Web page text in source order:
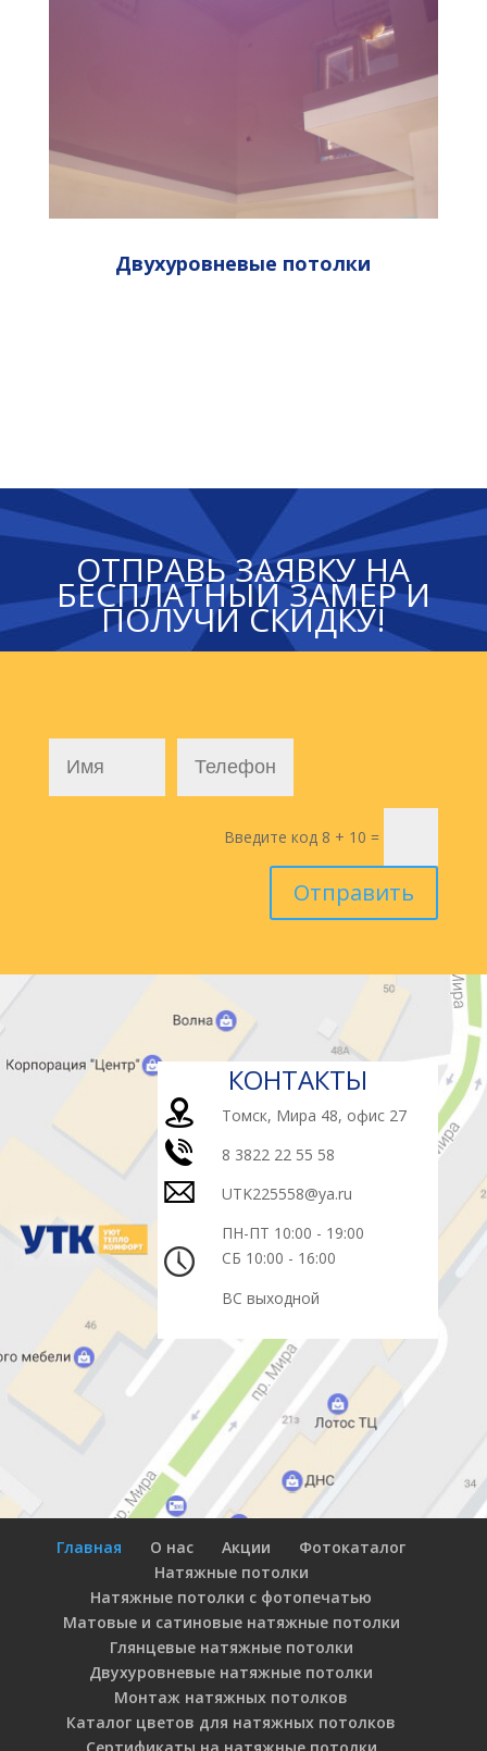
Двухуровневые потолки
ОТПРАВЬ ЗАЯВКУ НА
БЕСПЛАТНЫЙ ЗАМЕР И
ПОЛУЧИ СКИДКУ!
Введите код 8 + 10 =
Отправить
КОНТАКТЫ
Томск, Мира 48, офис 27
8 3822 22 55 58
UTK225558@ya.ru
ПН-ПТ 10:00 - 19:00
СБ 10:00 - 16:00
ВС выходной
Главная О нас Акции
Фотокаталог
Натяжные потолки
Натяжные потолки с фотопечатью
Матовые и сатиновые натяжные потолки
Глянцевые натяжные потолки
Двухуровневые натяжные потолки
Монтаж натяжных потолков
Каталог цветов для натяжных потолков